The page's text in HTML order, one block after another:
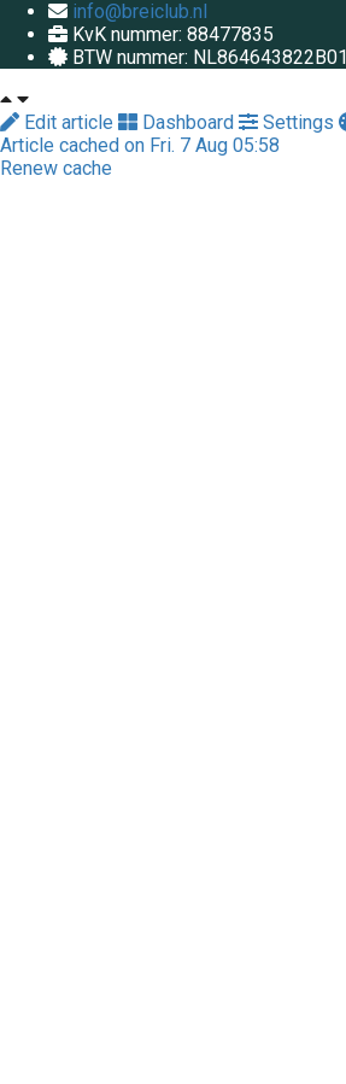
info@breiclub.nl
KvK nummer: 88477835
BTW nummer: NL864643822B01
Edit article Dashboard Settings
Article cached on Fri. 7 Aug 05:58
Renew cache